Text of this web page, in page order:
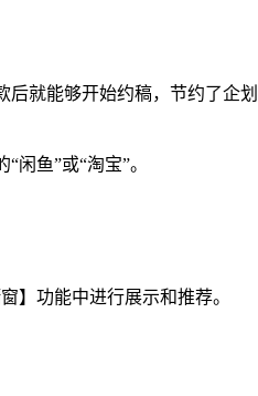
就能够开始约稿，节约了企
鱼”或“淘宝”。
功能中进行展示和推荐。